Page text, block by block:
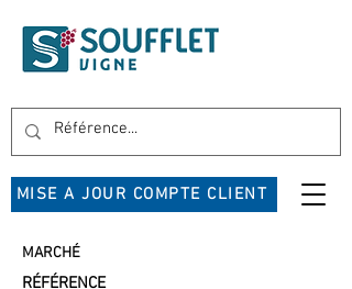
MISE A JOUR COMPTE CLIENT
MARCHÉ
RÉFÉRENCE